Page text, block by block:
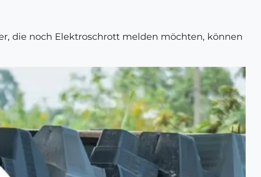
die noch Elektroschrott melden möchten, können